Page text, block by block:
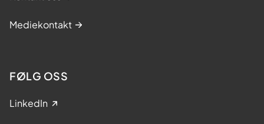
Mediekontakt
FØLG OSS
LinkedIn